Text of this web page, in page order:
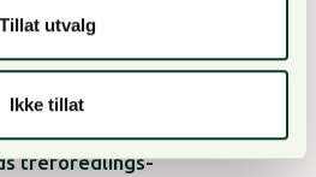
Tillat utvalg
Ikke tillat
Rørå.
i stor grad av
treforedlings-